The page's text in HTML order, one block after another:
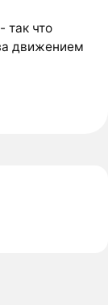
так что
движением